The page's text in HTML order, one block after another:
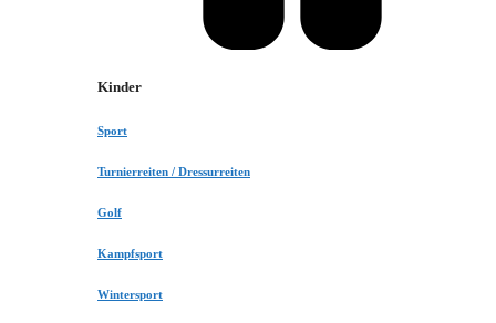
Kinder
Sport
Turnierreiten / Dressurreiten
Golf
Kampfsport
Wintersport